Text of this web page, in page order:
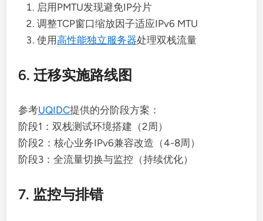
启用PMTU发现避免IP分片
调整TCP窗口缩放因子适应IPv6 MTU
使用高性能独立服务器处理双栈流量
6. 迁移实施路线图
参考UQIDC提供的分阶段方案：
阶段1：双栈测试环境搭建（2周）
阶段2：核心业务IPv6兼容改造（4-8周）
阶段3：全流量切换与监控（持续优化）
7. 监控与排错